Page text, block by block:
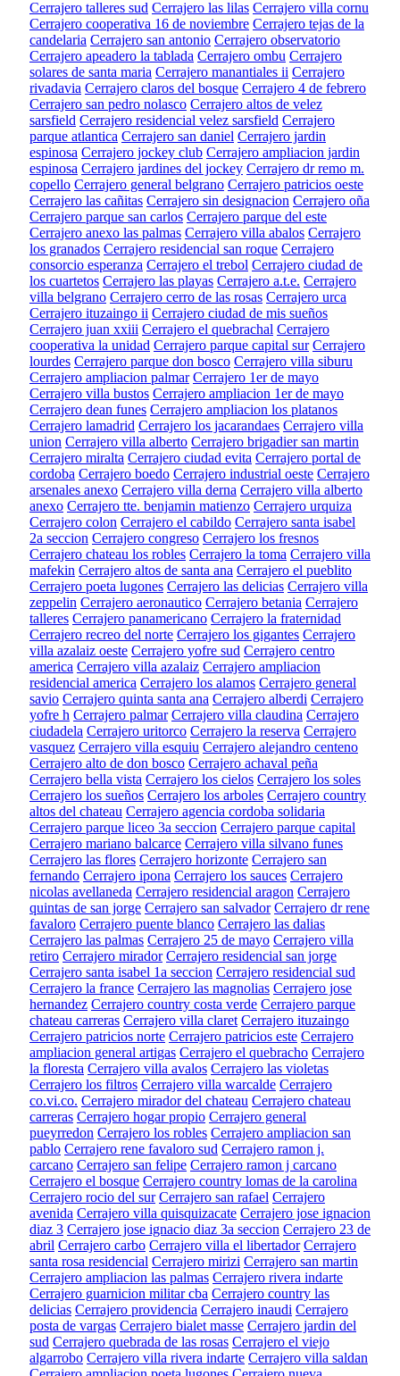
Cerrajero talleres sud Cerrajero las lilas Cerrajero villa cornu
Cerrajero cooperativa 16 de noviembre Cerrajero tejas de la
candelaria Cerrajero san antonio Cerrajero observatorio
Cerrajero apeadero la tablada Cerrajero ombu Cerrajero
solares de santa maria Cerrajero manantiales ii Cerrajero
rivadavia Cerrajero claros del bosque Cerrajero 4 de febrero
Cerrajero san pedro nolasco Cerrajero altos de velez
sarsfield Cerrajero residencial velez sarsfield Cerrajero
parque atlantica Cerrajero san daniel Cerrajero jardin
espinosa Cerrajero jockey club Cerrajero ampliacion jardin
espinosa Cerrajero jardines del jockey Cerrajero dr remo m.
copello Cerrajero general belgrano Cerrajero patricios oeste
Cerrajero las cañitas Cerrajero sin designacion Cerrajero oña
Cerrajero parque san carlos Cerrajero parque del este
Cerrajero anexo las palmas Cerrajero villa abalos Cerrajero
los granados Cerrajero residencial san roque Cerrajero
consorcio esperanza Cerrajero el trebol Cerrajero ciudad de
los cuartetos Cerrajero las playas Cerrajero a.t.e. Cerrajero
villa belgrano Cerrajero cerro de las rosas Cerrajero urca
Cerrajero ituzaingo ii Cerrajero ciudad de mis sueños
Cerrajero juan xxiii Cerrajero el quebrachal Cerrajero
cooperativa la unidad Cerrajero parque capital sur Cerrajero
lourdes Cerrajero parque don bosco Cerrajero villa siburu
Cerrajero ampliacion palmar Cerrajero 1er de mayo
Cerrajero villa bustos Cerrajero ampliacion 1er de mayo
Cerrajero dean funes Cerrajero ampliacion los platanos
Cerrajero lamadrid Cerrajero los jacarandaes Cerrajero villa
union Cerrajero villa alberto Cerrajero brigadier san martin
Cerrajero miralta Cerrajero ciudad evita Cerrajero portal de
cordoba Cerrajero boedo Cerrajero industrial oeste Cerrajero
arsenales anexo Cerrajero villa derna Cerrajero villa alberto
anexo Cerrajero tte. benjamin matienzo Cerrajero urquiza
Cerrajero colon Cerrajero el cabildo Cerrajero santa isabel
2a seccion Cerrajero congreso Cerrajero los fresnos
Cerrajero chateau los robles Cerrajero la toma Cerrajero villa
mafekin Cerrajero altos de santa ana Cerrajero el pueblito
Cerrajero poeta lugones Cerrajero las delicias Cerrajero villa
zeppelin Cerrajero aeronautico Cerrajero betania Cerrajero
talleres Cerrajero panamericano Cerrajero la fraternidad
Cerrajero recreo del norte Cerrajero los gigantes Cerrajero
villa azalaiz oeste Cerrajero yofre sud Cerrajero centro
america Cerrajero villa azalaiz Cerrajero ampliacion
residencial america Cerrajero los alamos Cerrajero general
savio Cerrajero quinta santa ana Cerrajero alberdi Cerrajero
yofre h Cerrajero palmar Cerrajero villa claudina Cerrajero
ciudadela Cerrajero uritorco Cerrajero la reserva Cerrajero
vasquez Cerrajero villa esquiu Cerrajero alejandro centeno
Cerrajero alto de don bosco Cerrajero achaval peña
Cerrajero bella vista Cerrajero los cielos Cerrajero los soles
Cerrajero los sueños Cerrajero los arboles Cerrajero country
altos del chateau Cerrajero agencia cordoba solidaria
Cerrajero parque liceo 3a seccion Cerrajero parque capital
Cerrajero mariano balcarce Cerrajero villa silvano funes
Cerrajero las flores Cerrajero horizonte Cerrajero san
fernando Cerrajero ipona Cerrajero los sauces Cerrajero
nicolas avellaneda Cerrajero residencial aragon Cerrajero
quintas de san jorge Cerrajero san salvador Cerrajero dr rene
favaloro Cerrajero puente blanco Cerrajero las dalias
Cerrajero las palmas Cerrajero 25 de mayo Cerrajero villa
retiro Cerrajero mirador Cerrajero residencial san jorge
Cerrajero santa isabel 1a seccion Cerrajero residencial sud
Cerrajero la france Cerrajero las magnolias Cerrajero jose
hernandez Cerrajero country costa verde Cerrajero parque
chateau carreras Cerrajero villa claret Cerrajero ituzaingo
Cerrajero patricios norte Cerrajero patricios este Cerrajero
ampliacion general artigas Cerrajero el quebracho Cerrajero
la floresta Cerrajero villa avalos Cerrajero las violetas
Cerrajero los filtros Cerrajero villa warcalde Cerrajero
co.vi.co. Cerrajero mirador del chateau Cerrajero chateau
carreras Cerrajero hogar propio Cerrajero general
pueyrredon Cerrajero los robles Cerrajero ampliacion san
pablo Cerrajero rene favaloro sud Cerrajero ramon j.
carcano Cerrajero san felipe Cerrajero ramon j carcano
Cerrajero el bosque Cerrajero country lomas de la carolina
Cerrajero rocio del sur Cerrajero san rafael Cerrajero
avenida Cerrajero villa quisquizacate Cerrajero jose ignacion
diaz 3 Cerrajero jose ignacio diaz 3a seccion Cerrajero 23 de
abril Cerrajero carbo Cerrajero villa el libertador Cerrajero
santa rosa residencial Cerrajero mirizi Cerrajero san martin
Cerrajero ampliacion las palmas Cerrajero rivera indarte
Cerrajero guarnicion militar cba Cerrajero country las
delicias Cerrajero providencia Cerrajero inaudi Cerrajero
posta de vargas Cerrajero bialet masse Cerrajero jardin del
sud Cerrajero quebrada de las rosas Cerrajero el viejo
algarrobo Cerrajero villa rivera indarte Cerrajero villa saldan